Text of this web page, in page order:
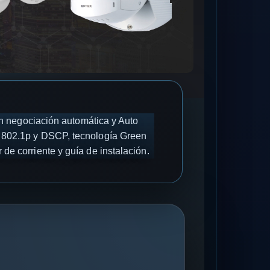
negociación automática y Auto
y DSCP, tecnología Green
corriente y guía de instalación.